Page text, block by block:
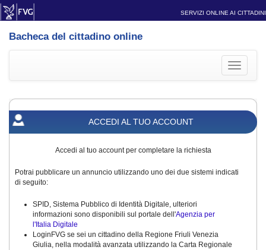
SERVIZI ONLINE AI CITTADINI
Bacheca del cittadino online
Toggle
ACCEDI AL TUO ACCOUNT
Accedi al tuo account per completare la richiesta
Potrai pubblicare un annuncio utilizzando uno dei due sistemi indicati
di seguito:
SPID, Sistema Pubblico di Identità Digitale, ulteriori
informazioni sono disponibili sul portale dell'Agenzia per
l'Italia Digitale
LoginFVG se sei un cittadino della Regione Friuli Venezia
Giulia, nella modalità avanzata utilizzando la Carta Regionale